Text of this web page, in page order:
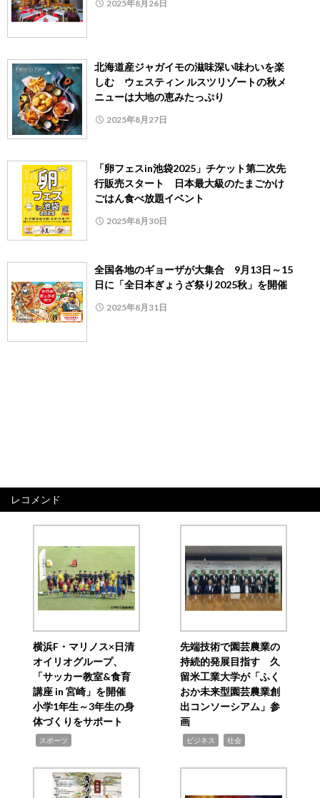
2025年8月26日
北海道産ジャガイモの滋味深い味わいを楽
しむ ウェスティン ルスツリゾートの秋メ
ニューは大地の恵みたっぷり
2025年8月27日
「卵フェスin池袋2025」チケット第二次先
行販売スタート 日本最大級のたまごかけ
ごはん食べ放題イベント
2025年8月30日
全国各地のギョーザが大集合 9月13日～15
日に「全日本ぎょうざ祭り2025秋」を開催
2025年8月31日
レコメンド
横浜F・マリノス×日清
オイリオグループ、
「サッカー教室&食育
講座 in 宮崎」を開催
小学1年生～3年生の身
体づくりをサポート
スポーツ
先端技術で園芸農業の
持続的発展目指す 久
留米工業大学が「ふく
おか未来型園芸農業創
出コンソーシアム」参
画
ビジネス 社会